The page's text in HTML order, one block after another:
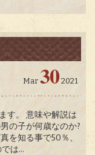
Mar 30 2021
す。 意味や解説は
の子が何歳なのか?
を知る事で50％、
は...